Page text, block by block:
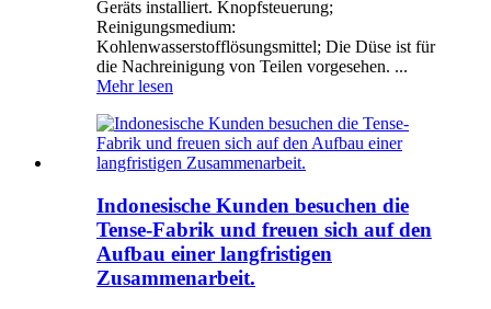
Geräts installiert. Knopfsteuerung;
Reinigungsmedium:
Kohlenwasserstofflösungsmittel; Die Düse ist für
die Nachreinigung von Teilen vorgesehen. ...
Mehr lesen
Indonesische Kunden besuchen die
Tense-Fabrik und freuen sich auf den
Aufbau einer langfristigen
Zusammenarbeit.